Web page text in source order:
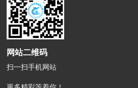
网站二维码
扫一扫手机网站